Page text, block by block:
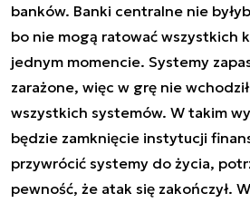
banków. Banki centralne nie
bo nie mogą ratować wszystkich
jednym momencie. Systemy
zarażone, więc w grę nie
wszystkich systemów. W takim
będzie zamknięcie instytucji
przywrócić systemy do życia,
pewność, że atak się zakończył.